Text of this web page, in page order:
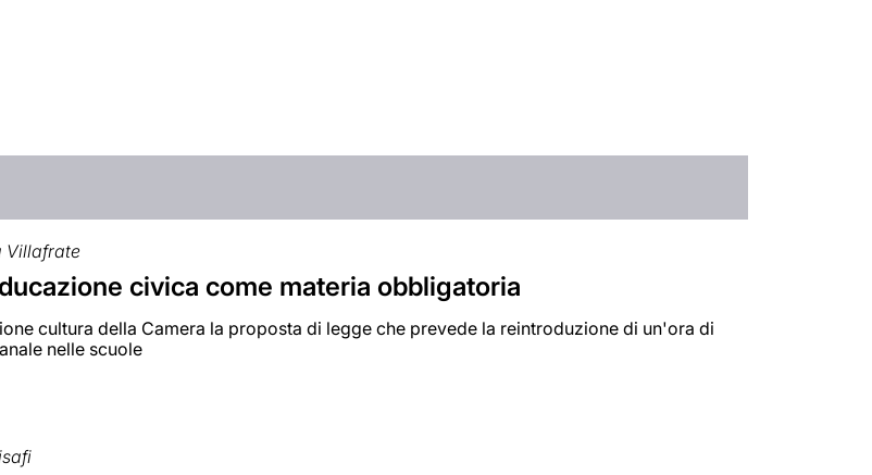
Villafrate
civica come materia obbligatoria
cultura della Camera la proposta di legge che prevede la reintroduzione di un'ora di
nelle scuole